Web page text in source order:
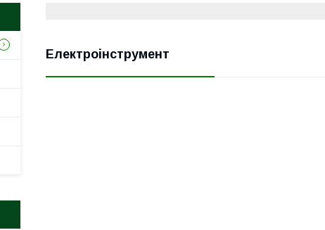
Електроінструмент